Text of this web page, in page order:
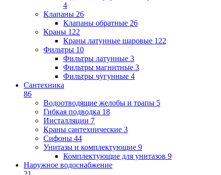
4
Клапаны 26
Клапаны обратные 26
Краны 122
Краны латунные шаровые 122
Фильтры 10
Фильтры латунные 3
Фильтры магнитные 3
Фильтры чугунные 4
Сантехника
86
Водоотводящие желобы и трапы 5
Гибкая подводка 18
Инсталляции 7
Краны сантехнические 3
Сифоны 44
Унитазы и комплектующие 9
Комплектующие для унитазов 9
Наружное водоснабжение